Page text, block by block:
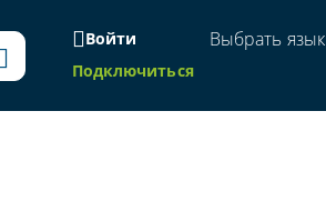
Войти
Подключиться
Выбрать язык